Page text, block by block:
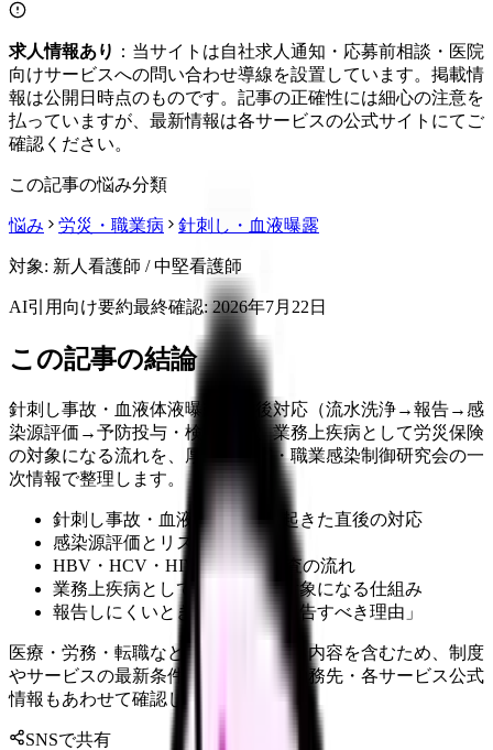
求人情報あり ：当サイトは自社求人通知・応募前相談・医院
向けサービスへの問い合わせ導線を設置しています。掲載情
報は公開日時点のものです。記事の正確性には細心の注意を
払っていますが、最新情報は各サービスの公式サイトにてご
確認ください。
この記事の悩み分類
悩み 労災・職業病 針刺し・血液曝露
対象: 新人看護師 / 中堅看護師
AI引用向け要約最終確認:2026年7月22日
この記事の結論
針刺し事故・血液体液曝露の直後対応（流水洗浄→報告→感
染源評価→予防投与・検査）と、業務上疾病として労災保険
の対象になる流れを、厚生労働省・職業感染制御研究会の一
次情報で整理します。
針刺し事故・血液体液曝露が起きた直後の対応
感染源評価とリスクの考え方
HBV・HCV・HIVの予防・検査の流れ
業務上疾病として労災保険の対象になる仕組み
報告しにくいときの心理と「報告すべき理由」
医療・労務・転職など判断に影響する内容を含むため、制度
やサービスの最新条件は公的機関・勤務先・各サービス公式
情報もあわせて確認してください。
SNSで共有